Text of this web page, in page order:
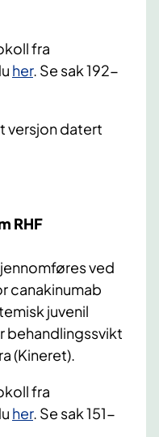
fra
her. Se sak 192-
versjon datert
RHF
ved
canakinumab
juvenil
behandlingssvikt
(Kineret).
fra
her. Se sak 151-